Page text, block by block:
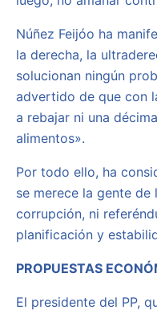
Núñez Feijóo ha
la derecha, la
solucionan ningún
advertido de que con
a rebajar ni una
alimentos».
Por todo ello, ha
se merece la gente
corrupción, ni
planificación y
PROPUESTAS
El presidente del PP,